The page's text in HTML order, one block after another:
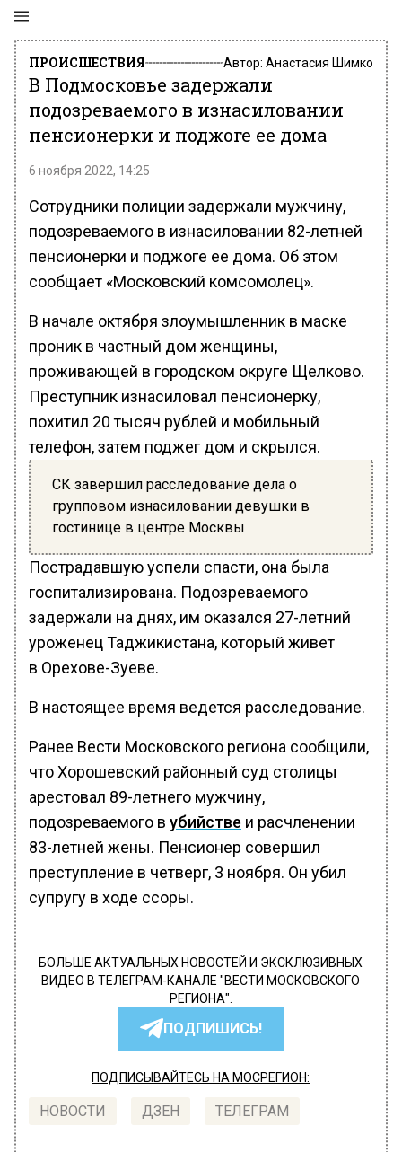
ПРОИСШЕСТВИЯ Автор: Анастасия Шимко
В Подмосковье задержали
подозреваемого в изнасиловании
пенсионерки и поджоге ее дома
6 ноября 2022, 14:25
Сотрудники полиции задержали мужчину,
подозреваемого в изнасиловании 82-летней
пенсионерки и поджоге ее дома. Об этом
сообщает «Московский комсомолец».
В начале октября злоумышленник в маске
проник в частный дом женщины,
проживающей в городском округе Щелково.
Преступник изнасиловал пенсионерку,
похитил 20 тысяч рублей и мобильный
телефон, затем поджег дом и скрылся.
СК завершил расследование дела о
групповом изнасиловании девушки в
гостинице в центре Москвы
Пострадавшую успели спасти, она была
госпитализирована. Подозреваемого
задержали на днях, им оказался 27-летний
уроженец Таджикистана, который живет
в Орехове-Зуеве.
В настоящее время ведется расследование.
Ранее Вести Московского региона сообщили,
что Хорошевский районный суд столицы
арестовал 89-летнего мужчину,
подозреваемого в убийстве и расчленении
83-летней жены. Пенсионер совершил
преступление в четверг, 3 ноября. Он убил
супругу в ходе ссоры.
БОЛЬШЕ АКТУАЛЬНЫХ НОВОСТЕЙ И ЭКСКЛЮЗИВНЫХ
ВИДЕО В ТЕЛЕГРАМ-КАНАЛЕ "ВЕСТИ МОСКОВСКОГО
РЕГИОНА".
ПОДПИШИСЬ!
ПОДПИСЫВАЙТЕСЬ НА МОСРЕГИОН:
НОВОСТИ ДЗЕН ТЕЛЕГРАМ